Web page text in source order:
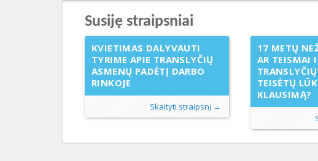
Susiję straipsniai
KVIETIMAS DALYVAUTI
TYRIME APIE TRANSLYČIŲ
ASMENŲ PADĖTĮ DARBO
RINKOJE
Skaityti straipsnį →
17 METŲ
AR TEISMAI
TEISĖTŲ
KLAUSIMĄ?